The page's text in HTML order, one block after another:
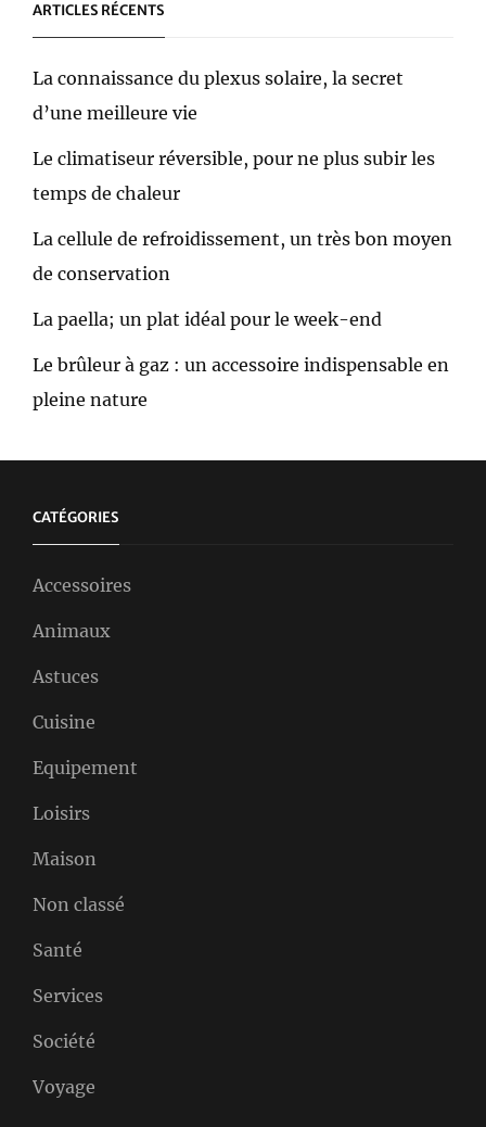
ARTICLES RÉCENTS
La connaissance du plexus solaire, la secret
d’une meilleure vie
Le climatiseur réversible, pour ne plus subir les
temps de chaleur
La cellule de refroidissement, un très bon moyen
de conservation
La paella; un plat idéal pour le week-end
Le brûleur à gaz : un accessoire indispensable en
pleine nature
CATÉGORIES
Accessoires
Animaux
Astuces
Cuisine
Equipement
Loisirs
Maison
Non classé
Santé
Services
Société
Voyage